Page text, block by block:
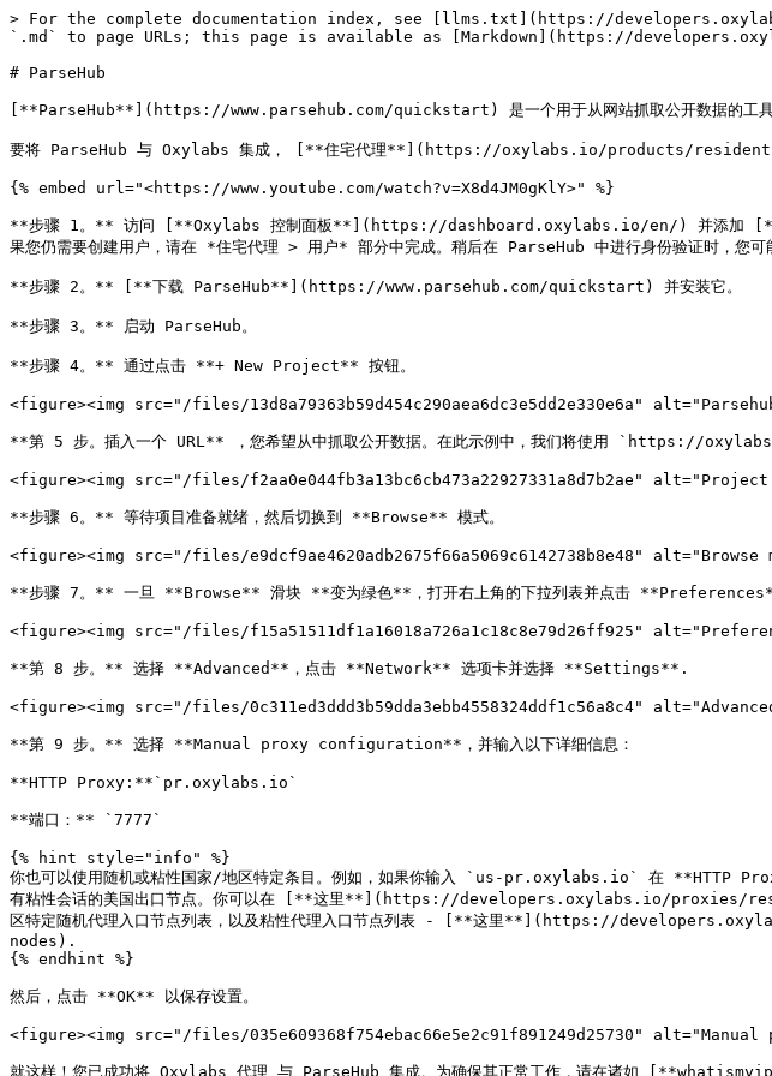
> For the complete documentation index, see [llms.txt](https://
`.md` to page URLs; this page is available as [Markdown](https://
# ParseHub
[**ParseHub**](https://www.parsehub.com/quickstart) 是一个用于从网站抓取公开数据的工具。
要将 ParseHub 与 Oxylabs 集成， [**住宅代理**](https://oxylabs.io/products/
{% embed url="<https://www.youtube.com/watch?v=X8d4JM0gKlY>" %}
**步骤 1。** 访问 [**Oxylabs 控制面板**](https://dashboard.oxylabs.io/en/) 并添加 [**
果您仍需要创建用户，请在 *住宅代理 > 用户* 部分中完成。稍后在 ParseHub 中进行身份验证时，您可
**步骤 2。** [**下载 ParseHub**](https://www.parsehub.com/quickstart) 并安装它。
**步骤 3。** 启动 ParseHub。
**步骤 4。** 通过点击 **+ New Project** 按钮。
<figure><img src="/files/13d8a79363b59d454c290aea6dc3e5dd2e330e6a"
**第 5 步。插入一个 URL** ，您希望从中抓取公开数据。在此示例中，我们将使用 `https://
<figure><img src="/files/f2aa0e044fb3a13bc6cb473a22927331a8d7b2ae"
**步骤 6。** 等待项目准备就绪，然后切换到 **Browse** 模式。
<figure><img src="/files/e9dcf9ae4620adb2675f66a5069c6142738b8e48"
**步骤 7。** 一旦 **Browse** 滑块 **变为绿色**，打开右上角的下拉列表并点击
<figure><img src="/files/f15a51511df1a16018a726a1c18c8e79d26ff925"
**第 8 步。** 选择 **Advanced**，点击 **Network** 选项卡并选择 **Settings**.
<figure><img src="/files/0c311ed3ddd3b59dda3ebb4558324ddf1c56a8c4"
**第 9 步。** 选择 **Manual proxy configuration**，并输入以下详细信息：
**HTTP Proxy:**`pr.oxylabs.io`
**端口：** `7777`
{% hint style="info" %}
你也可以使用随机或粘性国家/地区特定条目。例如，如果你输入 `us-pr.oxylabs.io` 在 **HTTP
有粘性会话的美国出口节点。你可以在 [**这里**](https://developers.oxylabs.io/
区特定随机代理入口节点列表，以及粘性代理入口节点列表 - [**这里**](https://
nodes).
{% endhint %}
然后，点击 **OK** 以保存设置。
<figure><img src="/files/035e609368f754ebac66e5e2c91f891249d25730"
就这样！您已成功将 Oxylabs 代理 与 ParseHub 集成。为确保其正常工作，请在诸如